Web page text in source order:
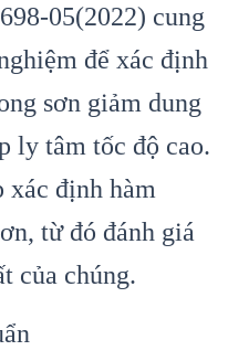
05(2022) cung
để xác định
sơn giảm dung
ly tâm tốc độ cao.
xác định hàm
từ đó đánh giá
của chúng.